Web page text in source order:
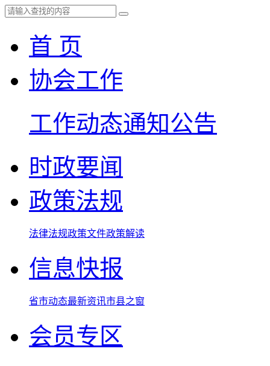
首 页
协会工作
工作动态通知公告
时政要闻
政策法规
法律法规政策文件政策解读
信息快报
省市动态最新资讯市县之窗
会员专区